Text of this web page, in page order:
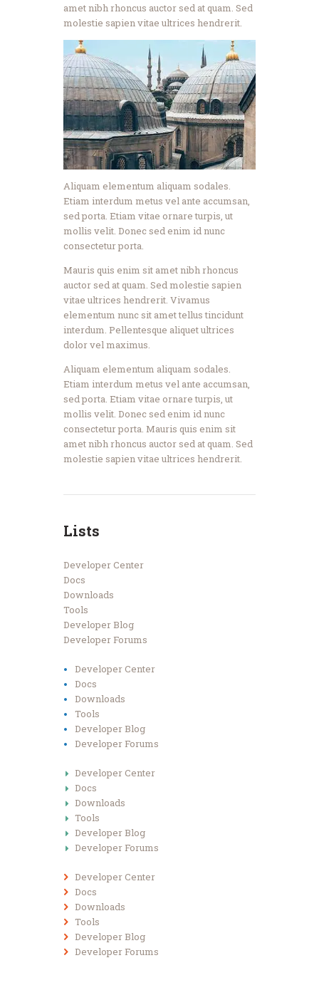
amet nibh rhoncus auctor sed at quam. Sed
molestie sapien vitae ultrices hendrerit.
Aliquam elementum aliquam sodales.
Etiam interdum metus vel ante accumsan,
sed porta. Etiam vitae ornare turpis, ut
mollis velit. Donec sed enim id nunc
consectetur porta.
Mauris quis enim sit amet nibh rhoncus
auctor sed at quam. Sed molestie sapien
vitae ultrices hendrerit. Vivamus
elementum nunc sit amet tellus tincidunt
interdum. Pellentesque aliquet ultrices
dolor vel maximus.
Aliquam elementum aliquam sodales.
Etiam interdum metus vel ante accumsan,
sed porta. Etiam vitae ornare turpis, ut
mollis velit. Donec sed enim id nunc
consectetur porta. Mauris quis enim sit
amet nibh rhoncus auctor sed at quam. Sed
molestie sapien vitae ultrices hendrerit.
Lists
Developer Center
Docs
Downloads
Tools
Developer Blog
Developer Forums
Developer Center
Docs
Downloads
Tools
Developer Blog
Developer Forums
Developer Center
Docs
Downloads
Tools
Developer Blog
Developer Forums
Developer Center
Docs
Downloads
Tools
Developer Blog
Developer Forums